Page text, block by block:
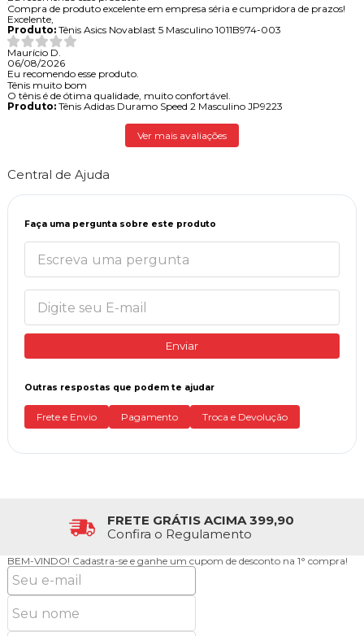
Compra de produto excelente em empresa séria e cumpridora de prazos!
Excelente,
Produto:Tênis Asics Novablast 5 Masculino 1011B974-003
Maurício D.
06/08/2026
Eu recomendo esse produto.
Tênis muito bom
O tênis é de ótima qualidade, muito confortável.
Produto:Tênis Adidas Duramo Speed 2 Masculino JP9223
Ver mais avaliações
Central de Ajuda
Faça uma pergunta sobre este produto
Enviar
Outras respostas que podem te ajudar
Frete e Envio Pagamento Troca e Devolução
FRETE GRÁTIS ACIMA 399,90
Confira o Regulamento
BEM-VINDO! Cadastra-se e ganhe um cupom de desconto na 1° compra!